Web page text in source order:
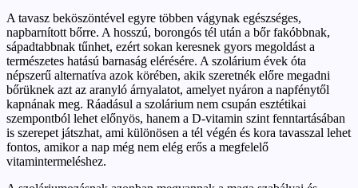
A tavasz beköszöntével egyre többen vágynak egészséges,
napbarnított bőrre. A hosszú, borongós tél után a bőr fakóbbnak,
sápadtabbnak tűnhet, ezért sokan keresnek gyors megoldást a
természetes hatású barnaság elérésére. A szolárium évek óta
népszerű alternatíva azok körében, akik szeretnék előre megadni
bőrüknek azt az aranyló árnyalatot, amelyet nyáron a napfénytől
kapnának meg. Ráadásul a szolárium nem csupán esztétikai
szempontból lehet előnyös, hanem a D-vitamin szint fenntartásában
is szerepet játszhat, ami különösen a tél végén és kora tavasszal lehet
fontos, amikor a nap még nem elég erős a megfelelő
vitamintermeléshez.